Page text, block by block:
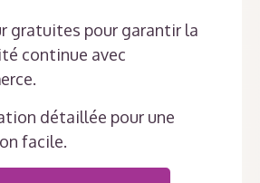
gratuites pour garantir la
continue avec
détaillée pour une
facile.